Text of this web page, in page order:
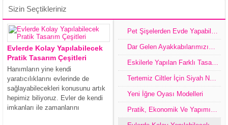
Sizin Seçtikleriniz
Evlerde Kolay Yapılabilecek
Pratik Tasarım Çeşitleri
Hanımların yine kendi
yaratıcılıklarını evlerinde de
sağlayabilecekleri konusunu artık
hepimiz biliyoruz. Evler de kendi
imkanları ile zamanlarını
Yeni İğne Oyası Modelleri